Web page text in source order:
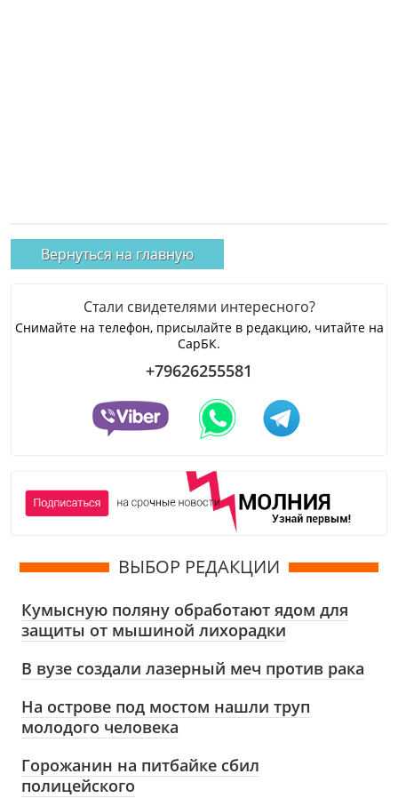
Вернуться на главную
Стали свидетелями интересного?
Снимайте на телефон, присылайте в редакцию, читайте на
СарБК.
+79626255581
ВЫБОР РЕДАКЦИИ
Кумысную поляну обработают ядом для
защиты от мышиной лихорадки
В вузе создали лазерный меч против рака
На острове под мостом нашли труп
молодого человека
Горожанин на питбайке сбил
полицейского